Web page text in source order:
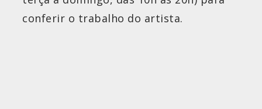
conferir o trabalho do artista.